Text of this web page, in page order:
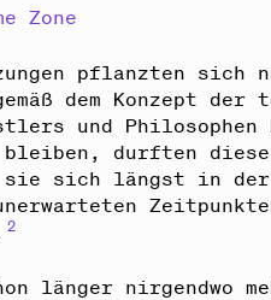
Zone
pflanzten sich
dem Konzept der
und Philosophen
bleiben, durften
sie sich längst in der
2
länger nirgendwo